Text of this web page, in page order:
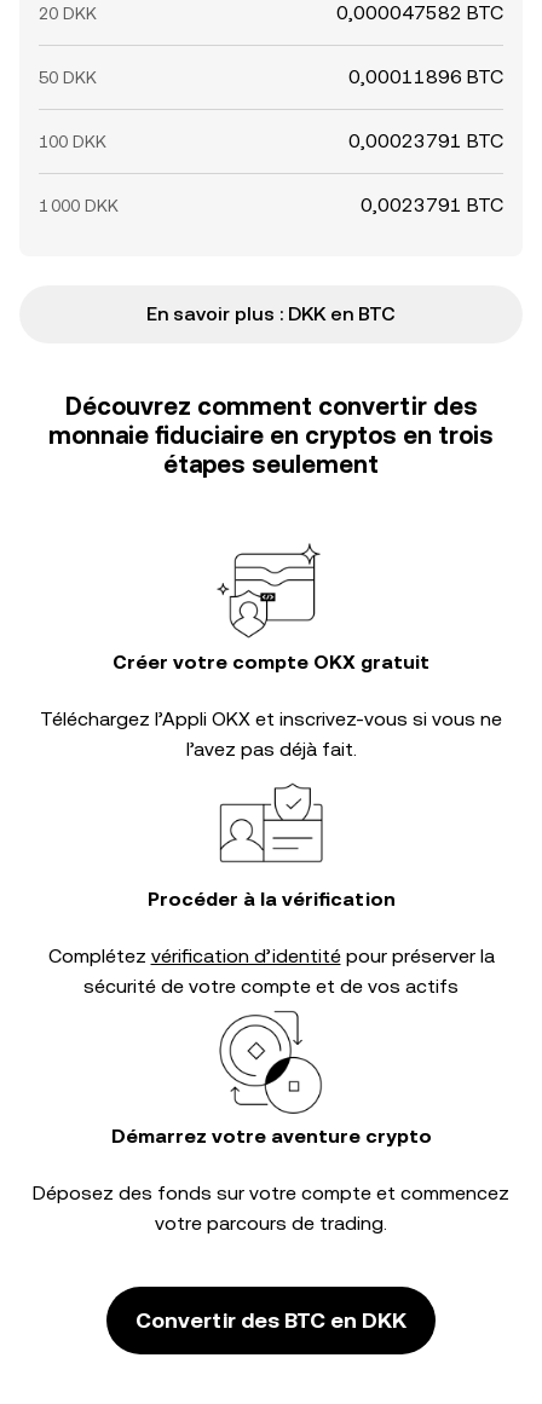
20 DKK 0,000047582 BTC
50 DKK 0,00011896 BTC
100 DKK 0,00023791 BTC
1 000 DKK 0,0023791 BTC
En savoir plus : DKK en BTC
Découvrez comment convertir des
monnaie fiduciaire en cryptos en trois
étapes seulement
Créer votre compte OKX gratuit
Téléchargez l’Appli OKX et inscrivez-vous si vous ne
l’avez pas déjà fait.
Procéder à la vérification
Complétez vérification d’identitépour préserver la
sécurité de votre compte et de vos actifs
Démarrez votre aventure crypto
Déposez des fonds sur votre compte et commencez
votre parcours de trading.
Convertir des BTC en DKK